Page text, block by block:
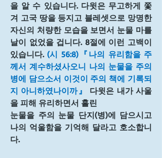
을 알 수 있습니다. 다윗은 무고하게 쫓
겨 고국 땅을 등지고 블레셋으로 망명한
자신의 처량한 모습을 보면서 눈물 마를
날이 없었을 겁니다. 8절에 이런 고백이
있습니다. (시 56:8)『나의 유리함을 주
께서 계수하셨사오니 나의 눈물을 주의
병에 담으소서 이것이 주의 책에 기록되
지 아니하였나이까』
다윗은 내가 사울
을 피해 유리하면서 흘린
눈물을 주의 눈물 단지(병)에 담으시고
나의 억울함을 기억해 달라고 호소합니
다.